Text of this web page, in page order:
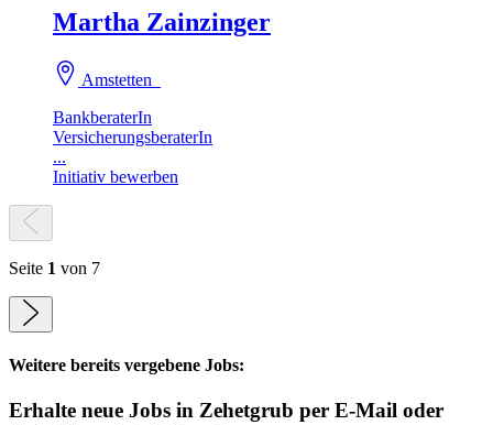
Martha Zainzinger
Amstetten
BankberaterIn
VersicherungsberaterIn
...
Initiativ bewerben
Seite 1 von 7
Weitere bereits vergebene Jobs:
Erhalte neue Jobs in Zehetgrub per E-Mail oder